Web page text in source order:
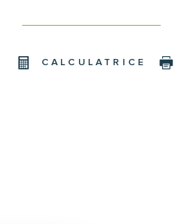
CALCULATRICE